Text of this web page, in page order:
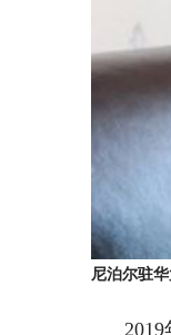
尼泊尔驻
2019